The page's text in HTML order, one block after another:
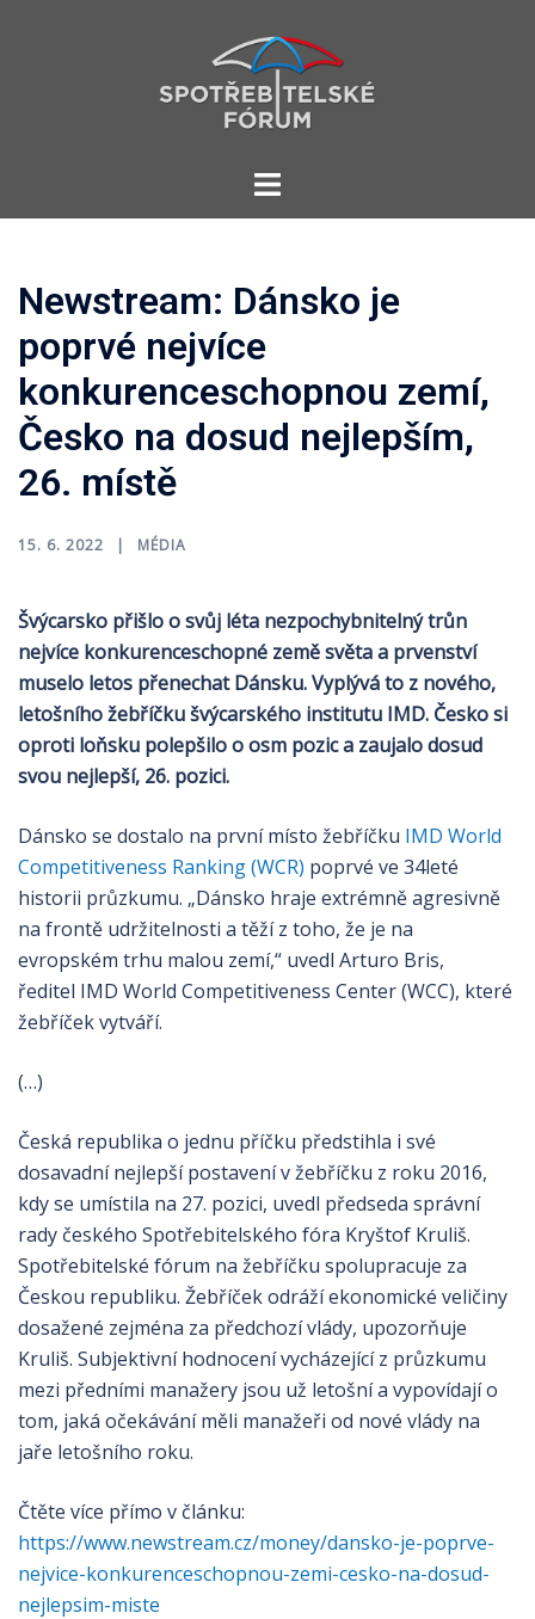
Toggle
Newstream: Dánsko je
poprvé nejvíce
konkurenceschopnou zemí,
Česko na dosud nejlepším,
26. místě
15. 6. 2022 MÉDIA
Švýcarsko přišlo o svůj léta nezpochybnitelný trůn
nejvíce konkurenceschopné země světa a prvenství
muselo letos přenechat Dánsku. Vyplývá to z nového,
letošního žebříčku švýcarského institutu IMD. Česko si
oproti loňsku polepšilo o osm pozic a zaujalo dosud
svou nejlepší, 26. pozici.
Dánsko se dostalo na první místo žebříčku IMD World
Competitiveness Ranking (WCR) poprvé ve 34leté
historii průzkumu. „Dánsko hraje extrémně agresivně
na frontě udržitelnosti a těží z toho, že je na
evropském trhu malou zemí,“ uvedl Arturo Bris,
ředitel IMD World Competitiveness Center (WCC), které
žebříček vytváří.
(…)
Česká republika o jednu příčku předstihla i své
dosavadní nejlepší postavení v žebříčku z roku 2016,
kdy se umístila na 27. pozici, uvedl předseda správní
rady českého Spotřebitelského fóra Kryštof Kruliš.
Spotřebitelské fórum na žebříčku spolupracuje za
Českou republiku. Žebříček odráží ekonomické veličiny
dosažené zejména za předchozí vlády, upozorňuje
Kruliš. Subjektivní hodnocení vycházející z průzkumu
mezi předními manažery jsou už letošní a vypovídají o
tom, jaká očekávání měli manažeři od nové vlády na
jaře letošního roku.
Čtěte více přímo v článku:
https://www.newstream.cz/money/dansko-je-poprve-
nejvice-konkurenceschopnou-zemi-cesko-na-dosud-
nejlepsim-miste